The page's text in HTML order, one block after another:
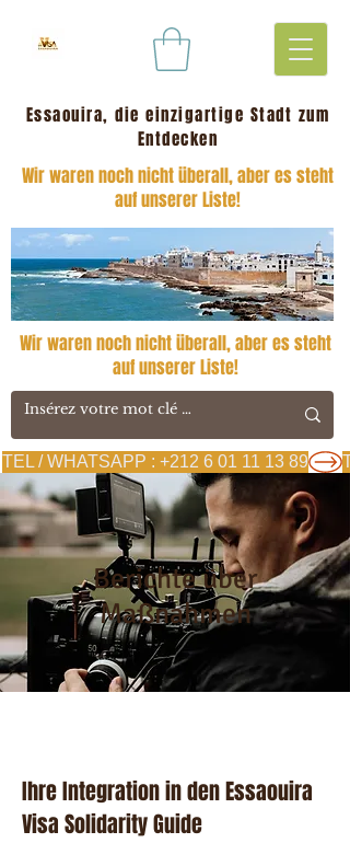
Essaouira, die einzigartige Stadt zum
Entdecken
Wir waren noch nicht überall, aber es steht
auf unserer Liste!
TEL / WHATSAPP : +212 6 01 11 13 89
Wir waren noch nicht überall, aber es steht
auf unserer Liste!
Berichte über
Maßnahmen
Ihre Integration in den Essaouira
Visa Solidarity Guide